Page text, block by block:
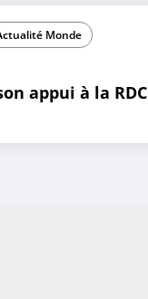
Monde
appui à la RDC